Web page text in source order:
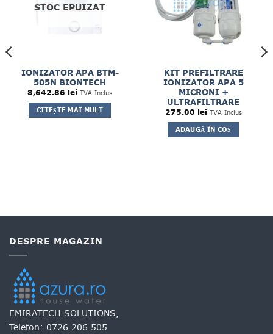
STOC EPUIZAT
IONIZATOR APA BTM-
505N BIONTECH
8,642.86 lei TVA Inclus
CITEȘTE MAI MULT
KIT PREFILTRARE
IONIZATOR APA 5
MICRONI +
ULTRAFILTRARE
275.00 lei TVA Inclus
ADAUGĂ ÎN COȘ
DESPRE MAGAZIN
EMIRATECH SOLUTIONS,
Telefon: 0726.206.505